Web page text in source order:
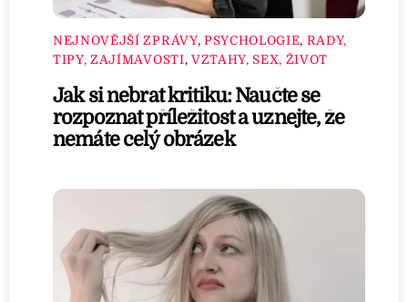
NEJNOVĚJŠÍ ZPRÁVY, PSYCHOLOGIE, RADY,
TIPY, ZAJÍMAVOSTI, VZTAHY, SEX, ŽIVOT
Jak si nebrat kritiku: Naučte se
rozpoznat příležitost a uznejte, že
nemáte celý obrázek